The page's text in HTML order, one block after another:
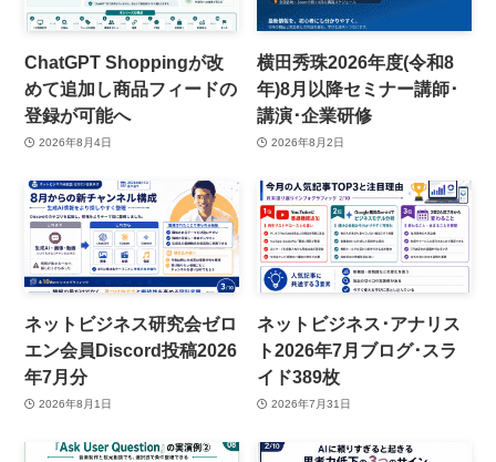
ChatGPT Shoppingが改
めて追加し商品フィードの
登録が可能へ
2026年8月4日
横田秀珠2026年度(令和8
年)8月以降セミナー講師･
講演･企業研修
2026年8月2日
ネットビジネス研究会ゼロ
エン会員Discord投稿2026
年7月分
2026年8月1日
ネットビジネス･アナリス
ト2026年7月ブログ･スラ
イド389枚
2026年7月31日